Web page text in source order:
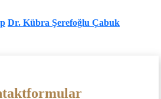
Dr. Kübra Şerefoğlu Çabuk